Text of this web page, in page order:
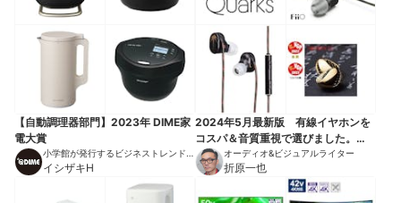
【自動調理器部門】2023年 DIME家
電大賞
小学館が発行するビジネストレンドマ
ガジン
イシザキH
2024年5月最新版 有線イヤホンを
コスパ＆音質重視で選びました。
5000円以下の安い機種も選出。全機
種テスト済みです！
オーディオ&ビジュアルライター
折原一也